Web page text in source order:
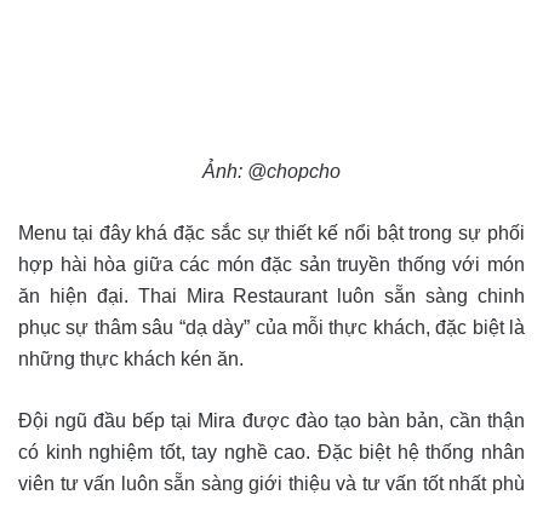
Ảnh: @chopcho
Menu tại đây khá đặc sắc sự thiết kế nổi bật trong sự phối
hợp hài hòa giữa các món đặc sản truyền thống với món
ăn hiện đại. Thai Mira Restaurant luôn sẵn sàng chinh
phục sự thâm sâu “dạ dày” của mỗi thực khách, đặc biệt là
những thực khách kén ăn.
Đội ngũ đầu bếp tại Mira được đào tạo bàn bản, cần thận
có kinh nghiệm tốt, tay nghề cao. Đặc biệt hệ thống nhân
viên tư vấn luôn sẵn sàng giới thiệu và tư vấn tốt nhất phù